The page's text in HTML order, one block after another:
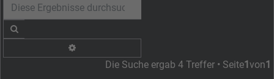
Die Suche ergab 4 Treffer • Seite1von1